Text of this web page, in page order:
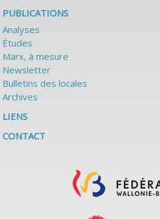
PUBLICATIONS
Analyses
Études
Marx, à mesure
Newsletter
Bulletins des locales
Archives
LIENS
CONTACT